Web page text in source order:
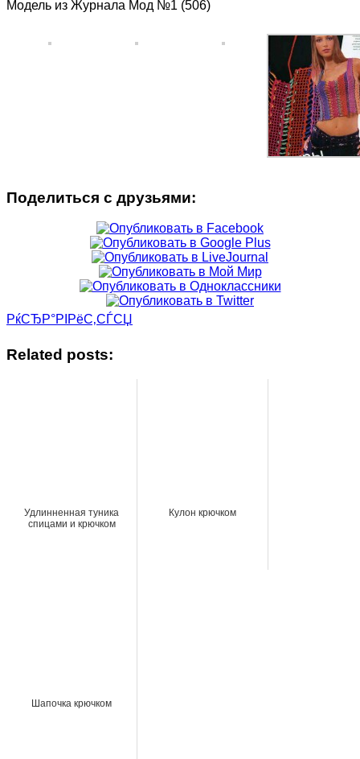
Модель из Журнала Мод №1 (506)
Поделиться с друзьями:
РќСЂР°РІРёС‚СЃСЏ
Related posts:
Удлинненная туника
спицами и крючком
Кулон крючком
Шапочка крючком